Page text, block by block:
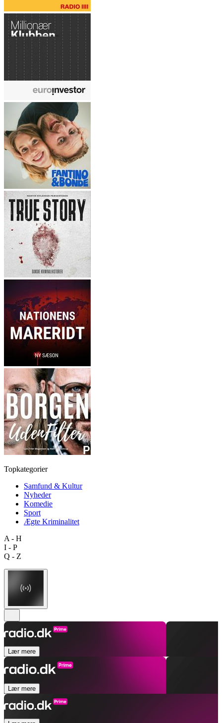
Topkategorier
Samfund & Kultur
Nyheder
Komedie
Sport
Ægte Kriminalitet
A - H
I - P
Q - Z
Lær mere
Lær mere